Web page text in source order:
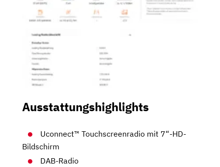
Ausstattungshighlights
Uconnect™ Touchscreenradio mit 7“-HD-
Bildschirm
DAB-Radio